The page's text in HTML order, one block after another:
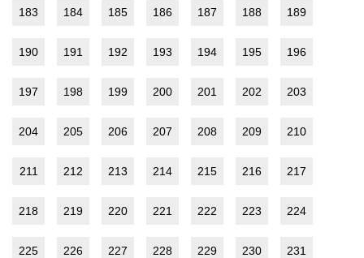
183 184 185 186 187 188 189
190 191 192 193 194 195 196
197 198 199 200 201 202 203
204 205 206 207 208 209 210
211 212 213 214 215 216 217
218 219 220 221 222 223 224
225 226 227 228 229 230 231